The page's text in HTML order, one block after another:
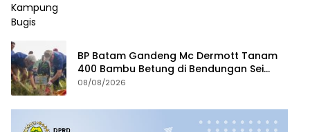
BP Batam Gandeng Mc Dermott Tanam
400 Bambu Betung di Bendungan Sei
Nongsa
08/08/2026